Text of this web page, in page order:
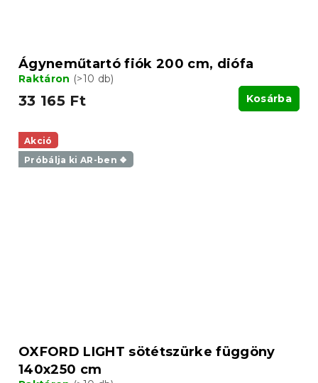
Ágyneműtartó fiók 200 cm, diófa
Raktáron (>10 db)
33 165 Ft Kosárba
Akció
Próbálja ki AR-ben ❖
OXFORD LIGHT sötétszürke függöny
140x250 cm